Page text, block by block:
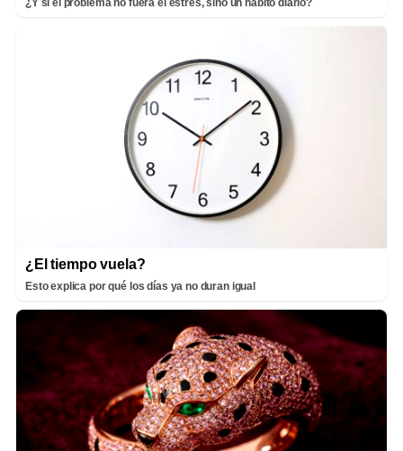
¿El tiempo vuela?
Esto explica por qué los días ya no duran igual